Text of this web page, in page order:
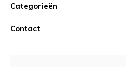
Categorieën
Contact